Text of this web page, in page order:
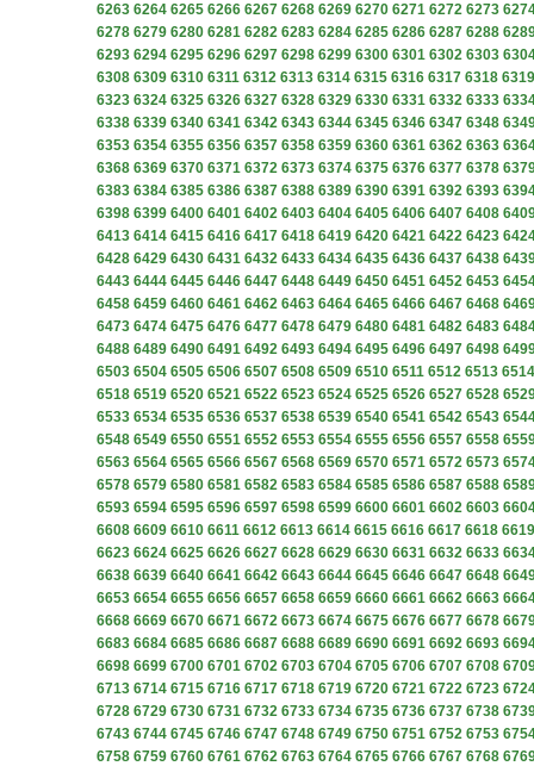
6263 6264 6265 6266 6267 6268 6269 6270 6271 6272 6273
6278 6279 6280 6281 6282 6283 6284 6285 6286 6287 6288
6293 6294 6295 6296 6297 6298 6299 6300 6301 6302 6303
6308 6309 6310 6311 6312 6313 6314 6315 6316 6317 6318 6319
6323 6324 6325 6326 6327 6328 6329 6330 6331 6332 6333
6338 6339 6340 6341 6342 6343 6344 6345 6346 6347 6348
6353 6354 6355 6356 6357 6358 6359 6360 6361 6362 6363
6368 6369 6370 6371 6372 6373 6374 6375 6376 6377 6378
6383 6384 6385 6386 6387 6388 6389 6390 6391 6392 6393
6398 6399 6400 6401 6402 6403 6404 6405 6406 6407 6408
6413 6414 6415 6416 6417 6418 6419 6420 6421 6422 6423
6428 6429 6430 6431 6432 6433 6434 6435 6436 6437 6438
6443 6444 6445 6446 6447 6448 6449 6450 6451 6452 6453
6458 6459 6460 6461 6462 6463 6464 6465 6466 6467 6468
6473 6474 6475 6476 6477 6478 6479 6480 6481 6482 6483
6488 6489 6490 6491 6492 6493 6494 6495 6496 6497 6498
6503 6504 6505 6506 6507 6508 6509 6510 6511 6512 6513 6514
6518 6519 6520 6521 6522 6523 6524 6525 6526 6527 6528
6533 6534 6535 6536 6537 6538 6539 6540 6541 6542 6543
6548 6549 6550 6551 6552 6553 6554 6555 6556 6557 6558
6563 6564 6565 6566 6567 6568 6569 6570 6571 6572 6573
6578 6579 6580 6581 6582 6583 6584 6585 6586 6587 6588
6593 6594 6595 6596 6597 6598 6599 6600 6601 6602 6603
6608 6609 6610 6611 6612 6613 6614 6615 6616 6617 6618 6619
6623 6624 6625 6626 6627 6628 6629 6630 6631 6632 6633
6638 6639 6640 6641 6642 6643 6644 6645 6646 6647 6648
6653 6654 6655 6656 6657 6658 6659 6660 6661 6662 6663
6668 6669 6670 6671 6672 6673 6674 6675 6676 6677 6678
6683 6684 6685 6686 6687 6688 6689 6690 6691 6692 6693
6698 6699 6700 6701 6702 6703 6704 6705 6706 6707 6708
6713 6714 6715 6716 6717 6718 6719 6720 6721 6722 6723
6728 6729 6730 6731 6732 6733 6734 6735 6736 6737 6738
6743 6744 6745 6746 6747 6748 6749 6750 6751 6752 6753
6758 6759 6760 6761 6762 6763 6764 6765 6766 6767 6768